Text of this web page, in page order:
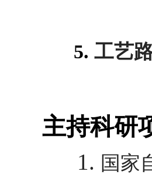
5. 工艺
主持科研
1. 国家